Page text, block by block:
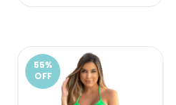
55%
OFF